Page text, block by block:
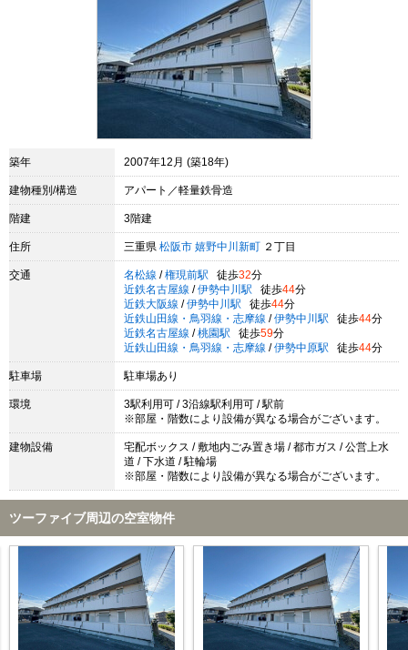
築年 2007年12月 (築18年)
建物種別/構造 アパート／軽量鉄骨造
階建 3階建
住所 三重県 松阪市 嬉野中川新町 ２丁目
交通 名松線 / 権現前駅 徒歩32分
近鉄名古屋線 / 伊勢中川駅 徒歩44分
近鉄大阪線 / 伊勢中川駅 徒歩44分
近鉄山田線・鳥羽線・志摩線 / 伊勢中川駅 徒歩44分
近鉄名古屋線 / 桃園駅 徒歩59分
近鉄山田線・鳥羽線・志摩線 / 伊勢中原駅 徒歩44分
駐車場 駐車場あり
環境
3駅利用可 / 3沿線駅利用可 / 駅前
※部屋・階数により設備が異なる場合がございます。
建物設備
宅配ボックス / 敷地内ごみ置き場 / 都市ガス / 公営上水
道 / 下水道 / 駐輪場
※部屋・階数により設備が異なる場合がございます。
ツーファイブ周辺の空室物件